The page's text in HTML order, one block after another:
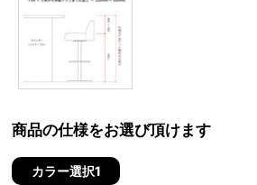
商品の仕様をお選び頂けます
カラー選択1